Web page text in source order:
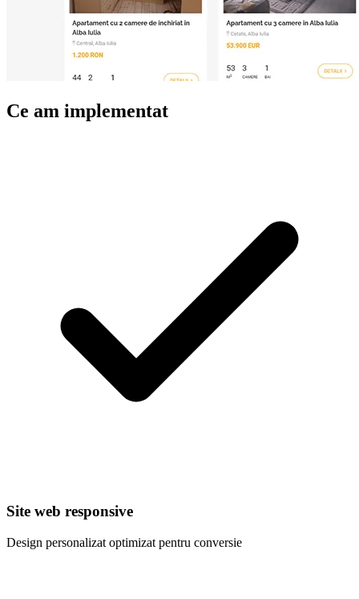
Ce am implementat
Site web responsive
Design personalizat optimizat pentru conversie